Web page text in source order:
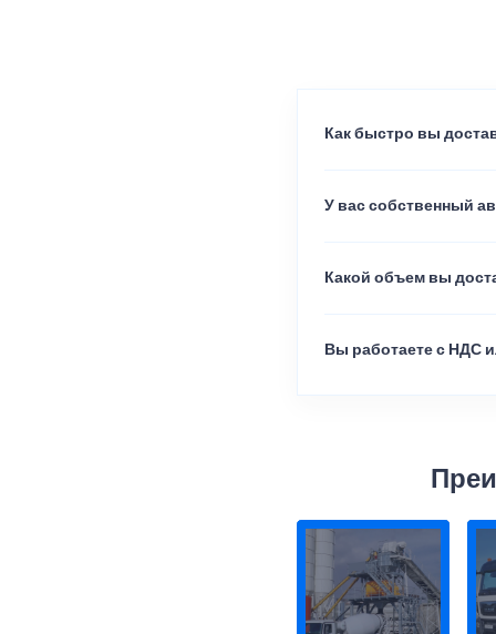
Как быстро вы
У вас собственный
Какой объем вы
Вы работаете с НДС